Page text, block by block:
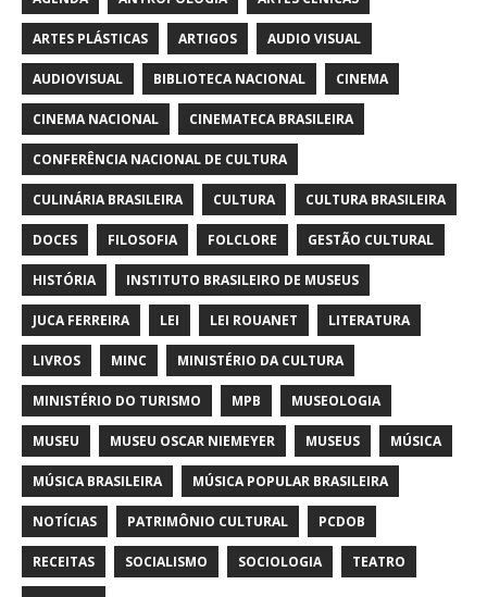
ARTES PLÁSTICAS ARTIGOS AUDIO VISUAL
AUDIOVISUAL BIBLIOTECA NACIONAL CINEMA
CINEMA NACIONAL CINEMATECA BRASILEIRA
CONFERÊNCIA NACIONAL DE CULTURA
CULINÁRIA BRASILEIRA CULTURA CULTURA BRASILEIRA
DOCES FILOSOFIA FOLCLORE GESTÃO CULTURAL
HISTÓRIA INSTITUTO BRASILEIRO DE MUSEUS
JUCA FERREIRA LEI LEI ROUANET LITERATURA
LIVROS MINC MINISTÉRIO DA CULTURA
MINISTÉRIO DO TURISMO MPB MUSEOLOGIA
MUSEU MUSEU OSCAR NIEMEYER MUSEUS MÚSICA
MÚSICA BRASILEIRA MÚSICA POPULAR BRASILEIRA
NOTÍCIAS PATRIMÔNIO CULTURAL PCDOB
RECEITAS SOCIALISMO SOCIOLOGIA TEATRO